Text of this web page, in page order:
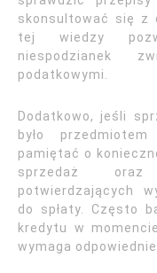
skonsultować się z
tej wiedzy
niespodzianek
podatkowymi.
Dodatkowo, jeśli
było
pamiętać o
sprzedaż oraz
potwierdzających
do spłaty. Często
kredytu w
wymaga